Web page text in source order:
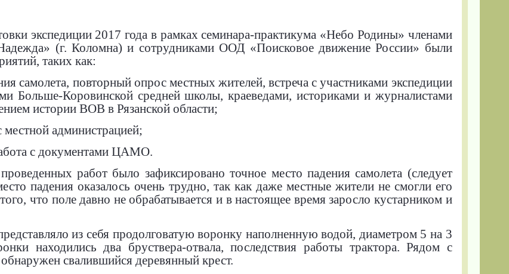
экспедиции 2017 года в рамках семинара-практикума «Небо Родины» членами
(г. Коломна) и сотрудниками ООД «Поисковое движение России» были
таких как:
самолета, повторный опрос местных жителей, встреча с участниками экспедиции
Больше-Коровинской средней школы, краеведами, историками и журналистами
истории ВОВ в Рязанской области;
местной администрацией;
с документами ЦАМО.
работ было зафиксировано точное место падения самолета (следует
падения оказалось очень трудно, так как даже местные жители не смогли его
что поле давно не обрабатывается и в настоящее время заросло кустарником и
из себя продолговатую воронку наполненную водой, диаметром 5 на 3
находились два бруствера-отвала, последствия работы трактора. Рядом с
свалившийся деревянный крест.